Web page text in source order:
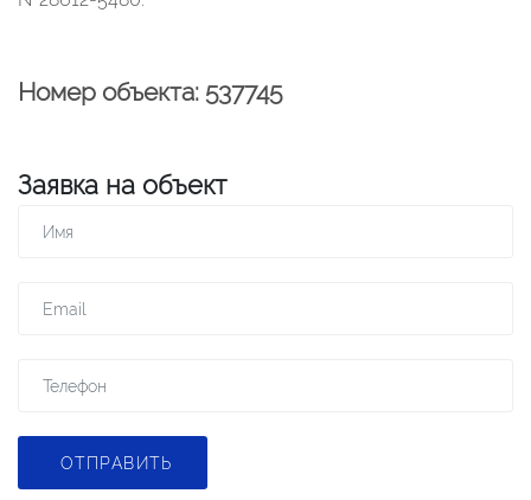
Номер объекта: 537745
Заявка на объект
ОТПРАВИТЬ